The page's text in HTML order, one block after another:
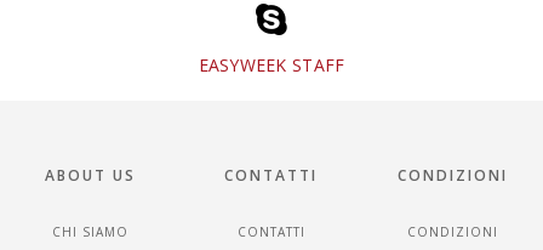
EASYWEEK STAFF
ABOUT US
CHI SIAMO
CONTATTI
CONTATTI
CONDIZIONI
CONDIZIONI